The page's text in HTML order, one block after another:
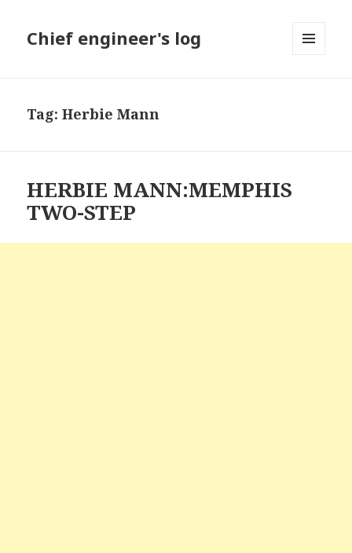
Chief engineer's log
Tag: Herbie Mann
HERBIE MANN:MEMPHIS
TWO-STEP